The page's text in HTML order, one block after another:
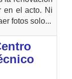
en el acto. Ni
fotos solo...